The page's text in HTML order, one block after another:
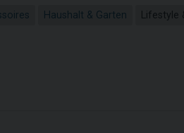
Haushalt & Garten Lifestyle